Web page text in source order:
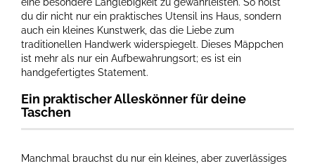
du dir nicht nur ein praktisches Utensil ins Haus, sondern
auch ein kleines Kunstwerk, das die Liebe zum
traditionellen Handwerk widerspiegelt. Dieses Mäppchen
ist mehr als nur ein Aufbewahrungsort; es ist ein
handgefertigtes Statement.
Ein praktischer Alleskönner für deine
Taschen
Manchmal brauchst du nur ein kleines, aber zuverlässiges